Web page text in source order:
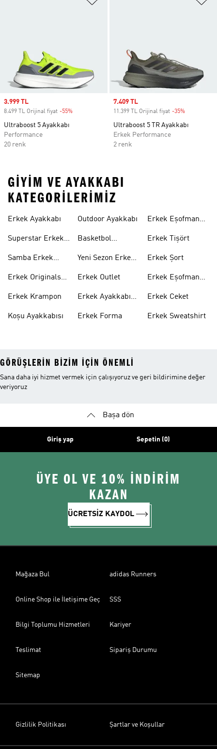
Sale price
3.999 TL
8.499 TL Orijinal fiyat -55%
Ultraboost 5 Ayakkabı
Performance
20 renk
Sale price
7.409 TL
11.399 TL Orijinal fiyat -35%
Ultraboost 5 TR Ayakkabı
Erkek Performance
2 renk
GIYIM VE AYAKKABI
KATEGORILERIMIZ
Erkek Ayakkabı
Superstar Erkek
Samba Erkek
Erkek Originals
Erkek Krampon
Koşu Ayakkabısı
Outdoor Ayakkabı
Basketbol
Yeni Sezon Erkek
Erkek Outlet
Erkek Ayakkabı
Erkek Forma
Erkek Eşofman
Erkek Tişört
Erkek Şort
Erkek Eşofman
Erkek Ceket
Erkek Sweatshirt
GÖRÜŞLERIN BIZIM IÇIN ÖNEMLI
Sana daha iyi hizmet vermek için çalışıyoruz ve geri bildirimine değer
veriyoruz
Başa dön
Giriş yap Sepetin (0)
ÜYE OL VE 10% İNDİRİM
KAZAN
ÜCRETSİZ KAYDOL
Mağaza Bul adidas Runners
Online Shop ile İletişime Geç SSS
Bilgi Toplumu Hizmetleri Kariyer
Teslimat Sipariş Durumu
Sitemap
Gizlilik Politikası Şartlar ve Koşullar